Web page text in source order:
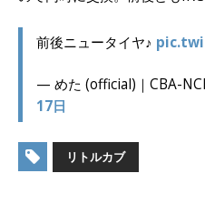
前後ニュータイヤ♪
— めた (official)｜CBA-
17日
リトルカブ